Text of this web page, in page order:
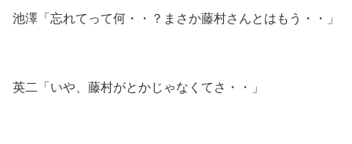
池澤「忘れてって何・・？まさか藤村さんとはもう・・」
英二「いや、藤村がとかじゃなくてさ・・」